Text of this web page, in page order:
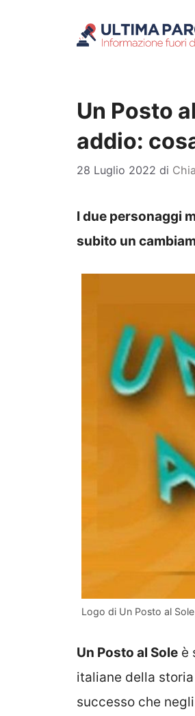
Un Posto
addio:
28 Luglio 2022 di
I due personaggi
subito un
Logo di Un Posto al
Un Posto al Sole è
italiane della
successo che